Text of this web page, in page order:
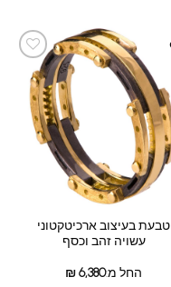
טבעת בעיצוב ארכיטקטוני
עשויה זהב וכסף
החל מ: ₪6,380